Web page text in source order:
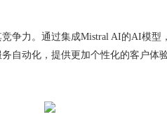
争力。通过集成Mistral AI的AI模
自动化，提供更加个性化的客户